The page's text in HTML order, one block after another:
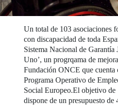
Un total de 103 asociaciones
con discapacidad de toda
Sistema Nacional de Garantía
Uno’, un progrqama de
Fundación ONCE que
Programa Operativo de
Social Europeo.El objetivo de
dispone de un presupuesto de